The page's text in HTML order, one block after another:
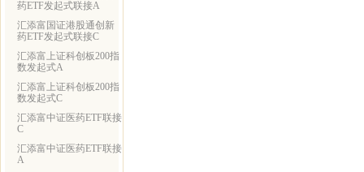
药ETF发起式联接A
汇添富国证港股通创新
药ETF发起式联接C
汇添富上证科创板200指
数发起式A
汇添富上证科创板200指
数发起式C
汇添富中证医药ETF联接
C
汇添富中证医药ETF联接
A